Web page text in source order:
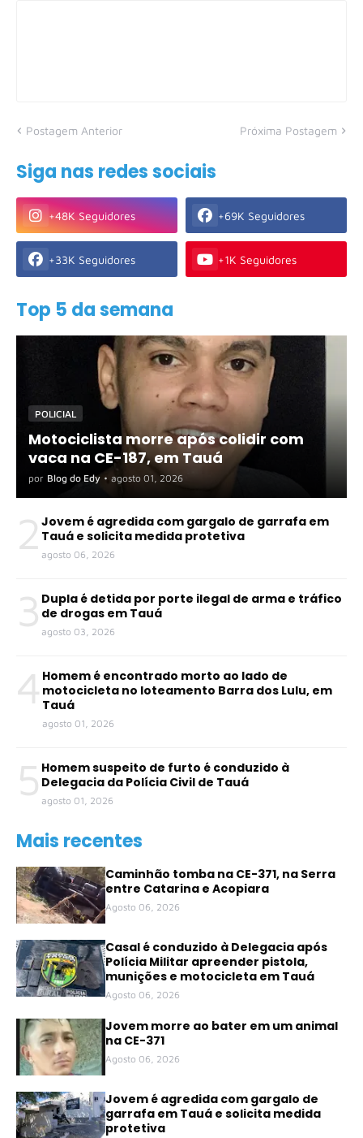
Postagem Anterior Próxima Postagem
Siga nas redes sociais
+48K Seguidores +69K Seguidores
+33K Seguidores +1K Seguidores
Top 5 da semana
POLICIAL
Motociclista morre após colidir com
vaca na CE-187, em Tauá
por Blog do Edy • agosto 01, 2026
2 Jovem é agredida com gargalo de garrafa em
Tauá e solicita medida protetiva
agosto 06, 2026
3 Dupla é detida por porte ilegal de arma e tráfico
de drogas em Tauá
agosto 03, 2026
4 Homem é encontrado morto ao lado de
motocicleta no loteamento Barra dos Lulu, em
Tauá
agosto 01, 2026
5 Homem suspeito de furto é conduzido à
Delegacia da Polícia Civil de Tauá
agosto 01, 2026
Mais recentes
Caminhão tomba na CE-371, na Serra
entre Catarina e Acopiara
Agosto 06, 2026
Casal é conduzido à Delegacia após
Polícia Militar apreender pistola,
munições e motocicleta em Tauá
Agosto 06, 2026
Jovem morre ao bater em um animal
na CE-371
Agosto 06, 2026
Jovem é agredida com gargalo de
garrafa em Tauá e solicita medida
protetiva